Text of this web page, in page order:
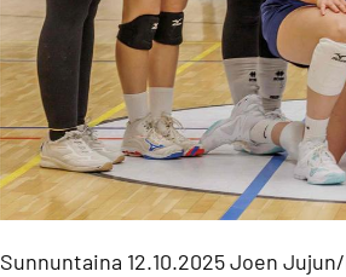
Sunnuntaina 12.10.2025 Joen